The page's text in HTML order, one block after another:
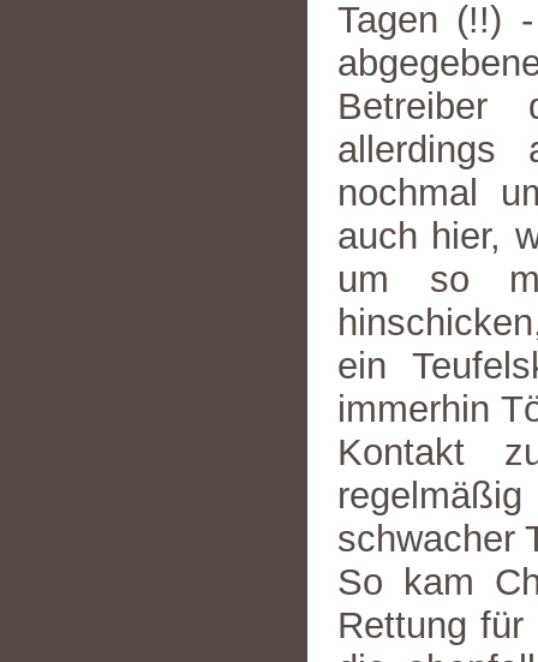
Tagen (!!)
Betreiber
allerdings
nochmal
auch hier,
um so
ein
immerhin
Kontakt
schwacher
So kam
Rettung